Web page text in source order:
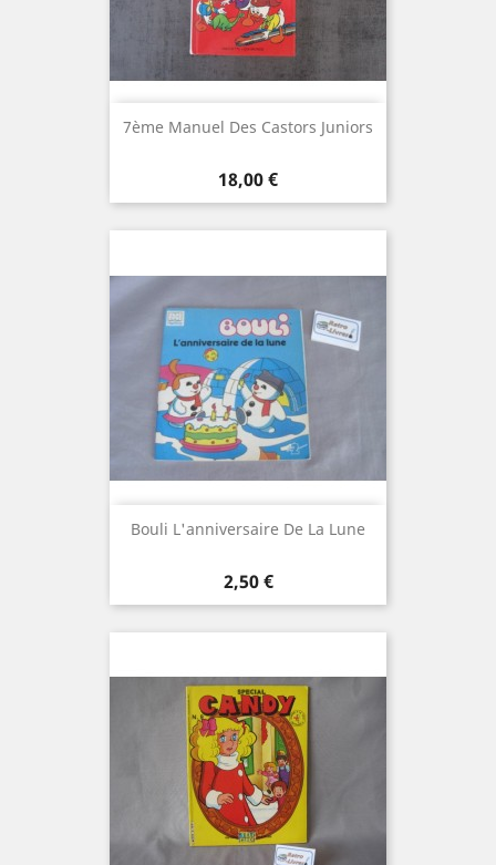
7ème Manuel Des Castors Juniors
Prix
18,00 €
Bouli L'anniversaire De La Lune
Prix
2,50 €